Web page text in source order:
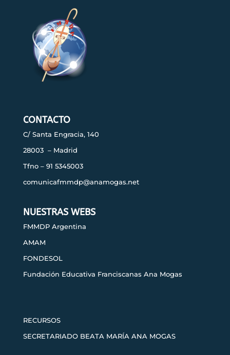
CONTACTO
C/ Santa Engracia, 140
28003 – Madrid
Tfno – 91 5345003
comunicafmmdp@anamogas.net
NUESTRAS WEBS
FMMDP Argentina
AMAM
FONDESOL
Fundación Educativa Franciscanas Ana Mogas
RECURSOS
SECRETARIADO BEATA MARÍA ANA MOGAS